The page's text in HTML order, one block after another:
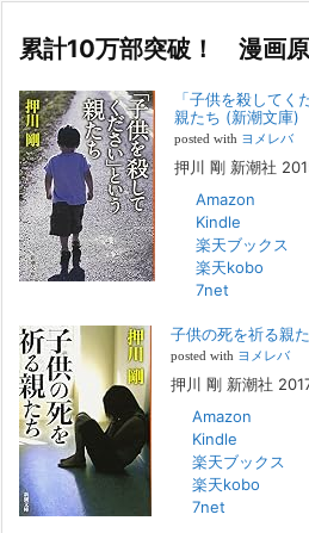
若年層の子供の問題
『「子供を殺してください」という親たち
象者をテーマにした回、「ケース19 奴隷
いました。こちらは、最終話をコミックバ
す[...]
FBS福岡放送『目撃者f』出演情
2022年2月27日
本日（日曜）深夜1時25分～FBS福岡放送
されます。「俺がつなげてやる～コワモテ
[...]
人と“直接”向き合うことの価値
2022年1月14日
2022年になりました。すでに言い尽くさ
コロナ禍は、日々の生活や生き方そのもの
「人に会う」こと一つをとっても、実はさ
ブ
累計10万部突破！ 漫画
「子供を殺してく
親たち (新潮文庫)
posted with ヨメレバ
押川 剛 新潮社
Amazon
Kindle
楽天ブックス
楽天kobo
7net
子供の死を祈る親
posted with ヨメレバ
押川 剛 新潮社
Amazon
Kindle
楽天ブックス
楽天kobo
7net